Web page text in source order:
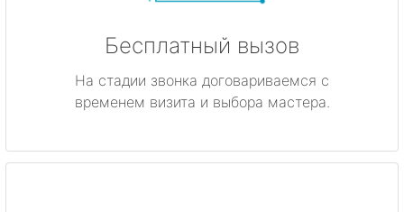
Бесплатный вызов
На стадии звонка договариваемся с
временем визита и выбора мастера.